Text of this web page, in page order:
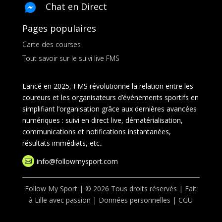
Chat en Direct
Pages populaires
Carte des courses
Tout savoir sur le suivi live FMS
Lancé en 2025, FMS révolutionne la relation entre les
coureurs et les organisateurs d’événements sportifs en
simplifiant l’organisation grâce aux dernières avancées
numériques : suivi en direct live, dématérialisation,
communications et notifications instantanées,
résultats immédiats, etc..
 info@followmysport.com
Follow My Sport | © 2026 Tous droits réservés | Fait
à Lille avec passion | Données personnelles |CGU